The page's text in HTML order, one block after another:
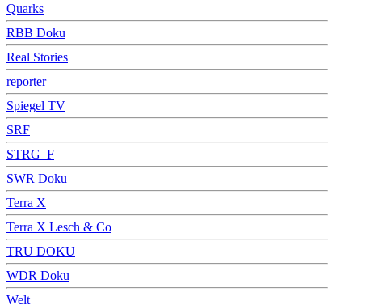
Quarks
RBB Doku
Real Stories
reporter
Spiegel TV
SRF
STRG_F
SWR Doku
Terra X
Terra X Lesch & Co
TRU DOKU
WDR Doku
Welt